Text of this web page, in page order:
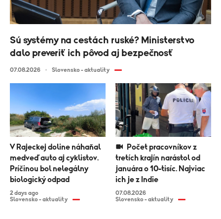
V Rajeckej doline náhaňal
medveď auto aj cyklistov.
Príčinou bol nelegálny
biologický odpad
2 days ago
Slovensko - aktuality
tretích krajín narástol od
januára o 10-tisíc. Najviac
ich je z Indie
07.08.2026
Slovensko - aktuality
Sú systémy na cestách ruské? Ministerstvo
dalo preveriť ich pôvod aj bezpečnosť
07.08.2026 Slovensko - aktuality